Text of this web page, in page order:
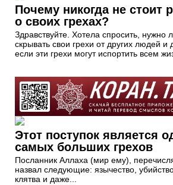
Почему никогда не стоит
о своих грехах?
Здравствуйте. Хотела спросить, нужно
скрывать свои грехи от других людей и
если эти грехи могут испортить всем
Этот поступок является
самых больших грехов
Посланник Аллаха (мир ему),
назвал следующие: язычество,
клятва и даже...